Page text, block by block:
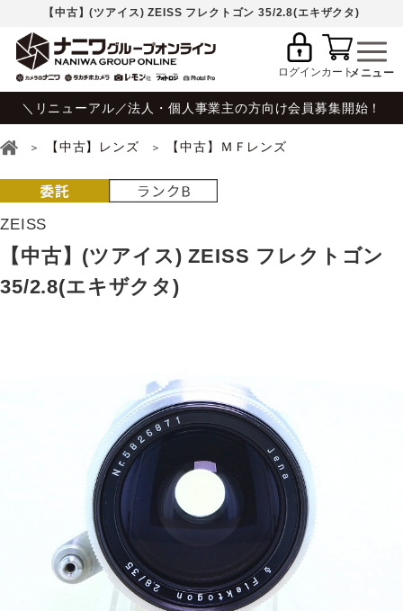
【中古】(ツアイス) ZEISS フレクトゴン 35/2.8(エキザクタ)
ログインカート
＼リニューアル／法人・個人事業主の方向け会員募集開始！
【中古】レンズ 【中古】ＭＦレンズ
ZEISS
【中古】(ツアイス) ZEISS フレクトゴン
35/2.8(エキザクタ)